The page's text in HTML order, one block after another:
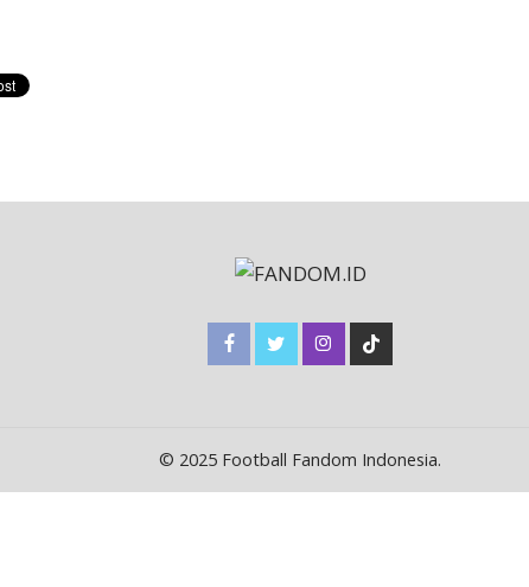
© 2025 Football Fandom Indonesia.